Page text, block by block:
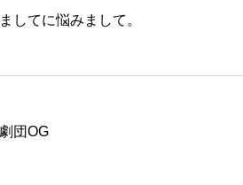
してに悩みまして。
団OG